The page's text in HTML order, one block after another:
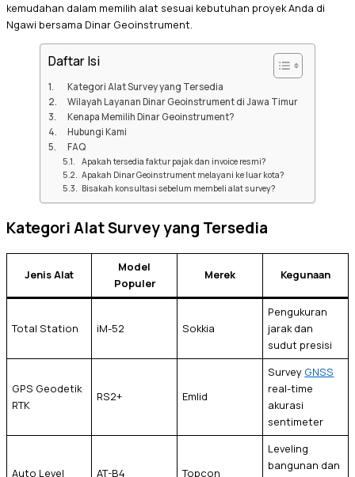
kemudahan dalam memilih alat sesuai kebutuhan proyek Anda di
Ngawi bersama Dinar Geoinstrument.
Daftar Isi
Kategori Alat Survey yang Tersedia
Wilayah Layanan Dinar Geoinstrument di Jawa Timur
Kenapa Memilih Dinar Geoinstrument?
Hubungi Kami
FAQ
Apakah tersedia faktur pajak dan invoice resmi?
Apakah Dinar Geoinstrument melayani ke luar kota?
Bisakah konsultasi sebelum membeli alat survey?
Kategori Alat Survey yang Tersedia
Jenis Alat
Model
Populer
Merek Kegunaan
Total Station iM-52 Sokkia
Pengukuran
jarak dan
sudut presisi
GPS Geodetik
RTK
RS2+ Emlid
Survey GNSS
real-time
akurasi
sentimeter
Auto Level AT-B4 Topcon
Leveling
bangunan dan